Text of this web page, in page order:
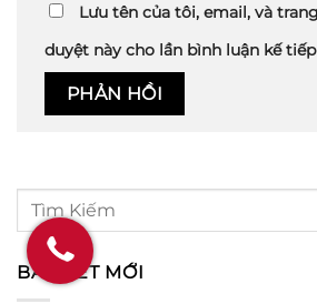
Lưu tên của tôi, email, và
duyệt này cho lần bình luận kế
BÀI VIẾT MỚI